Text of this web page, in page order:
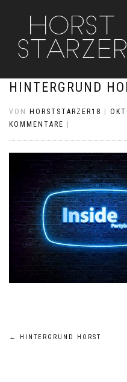
HINTERGRUND
VON HORSTSTARZER18
KOMMENTARE
← HINTERGRUND HORST